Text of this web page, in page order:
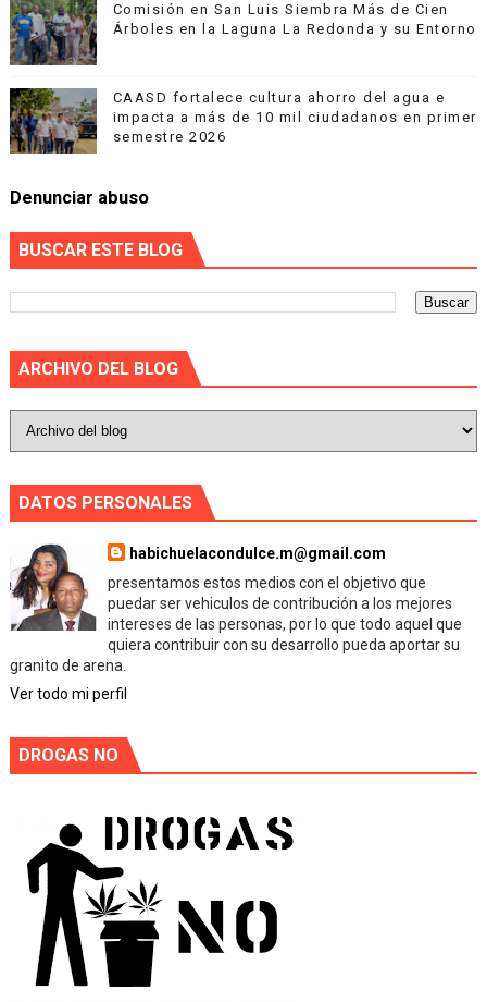
Comisión en San Luis Siembra Más de Cien
Árboles en la Laguna La Redonda y su Entorno
CAASD fortalece cultura ahorro del agua e
impacta a más de 10 mil ciudadanos en primer
semestre 2026
Denunciar abuso
BUSCAR ESTE BLOG
ARCHIVO DEL BLOG
DATOS PERSONALES
habichuelacondulce.m@gmail.com
presentamos estos medios con el objetivo que
puedar ser vehiculos de contribución a los mejores
intereses de las personas, por lo que todo aquel que
quiera contribuir con su desarrollo pueda aportar su
granito de arena.
Ver todo mi perfil
DROGAS NO